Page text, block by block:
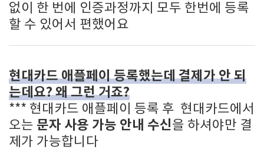
없이 한 번에 인증과정까지 모두 한번에 등록
할 수 있어서 편했어요
현대카드 애플페이 등록했는데 결제가 안 되
는데요? 왜 그런 거죠?
*** 현대카드 애플페이 등록 후 현대카드에서
오는 문자 사용 가능 안내 수신을 하셔야만 결
제가 가능합니다